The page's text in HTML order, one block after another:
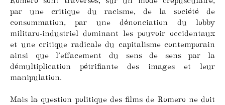
par une critique du racisme, de la société de
consommation, par une dénonciation du lobby
militaro-industriel dominant les pouvoir occidentaux
et une critique radicale du capitalisme contemporain
ainsi que l’effacement du sens de sens par la
démultiplication pétrifiante des images et leur
manipulation.
Mais la question politique des films de Romero ne doit